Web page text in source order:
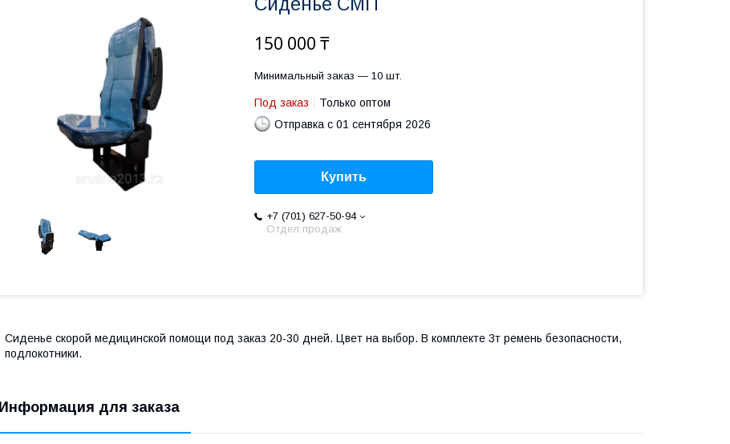
150 000 ₸
Минимальный заказ — 10 шт.
Под заказ
Только оптом
Отправка с 01 сентября 2026
Купить
+7 (701) 627-50-94
Отдел продаж
Сиденье скорой медицинской помощи под заказ 20-30 дней. Цвет на выбор. В комплекте 3т ремень безопасности,
подлокотники.
Информация для заказа